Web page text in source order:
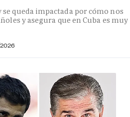
queda impactada por cómo nos
y asegura que en Cuba es muy